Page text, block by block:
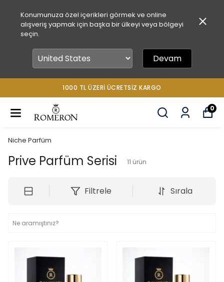
Konumunuza özel içerikleri görmek ve online
alışveriş yapmak için başka bir ülkeyi veya bölgeyi
seçin.
Devam
1000 TL ÜZERİ ÜCRETSİZ KARGO
0
Niche Parfüm
Prive Parfüm Serisi 11 ürün
Filtrele Sırala